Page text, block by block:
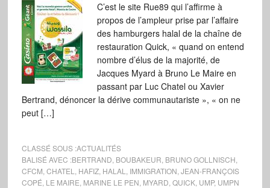
C’est le site Rue89 qui l’affirme à
propos de l’ampleur prise par l’affaire
des hamburgers halal de la chaîne de
restauration Quick, « quand on entend
nombre d’élus de la majorité, de
Jacques Myard à Bruno Le Maire en
passant par Luc Chatel ou Xavier
Bertrand, dénoncer la dérive communautariste », « on ne
peut […]
CLASSÉ SOUS :ACTUALITÉS
BALISÉ AVEC :BERTRAND BOUBAKEUR BRUNO GOLLNISCH
CFCM CHATEL HAFIZ, HALAL IMMIGRATION JEAN-FRANÇOIS
COPÉ LE MAIRE MARINE LE PEN MYARD QUICK, UMP, UMPN